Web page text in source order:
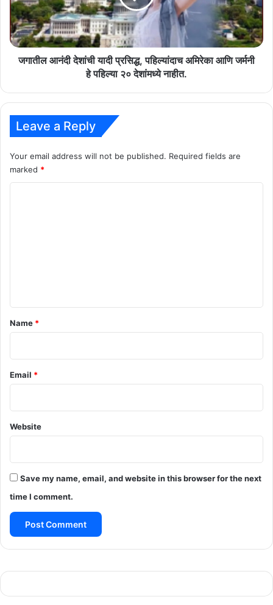
पहिल्यांदाच
अमिरेका
आणि
जर्मनी
जगातील आनंदी देशांची यादी प्रसिद्ध, पहिल्यांदाच अमिरेका आणि जर्मनी
हे पहिल्या २० देशांमध्ये नाहीत.
Leave a Reply
Your email address will not be published. Required fields are
marked *
*
Name *
Email *
Website
Save my name, email, and website in this browser for the next
time I comment.